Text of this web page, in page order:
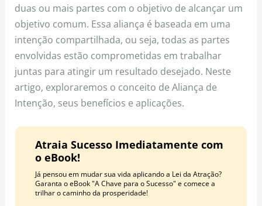
duas ou mais partes com o objetivo de alcançar um
objetivo comum. Essa aliança é baseada em uma
intenção compartilhada, ou seja, todas as partes
envolvidas estão comprometidas em trabalhar
juntas para atingir um resultado desejado. Neste
artigo, exploraremos o conceito de Aliança de
Intenção, seus benefícios e aplicações.
Atraia Sucesso Imediatamente com
o eBook!
Já pensou em mudar sua vida aplicando a Lei da Atração?
Garanta o eBook "A Chave para o Sucesso" e comece a
trilhar o caminho da prosperidade!